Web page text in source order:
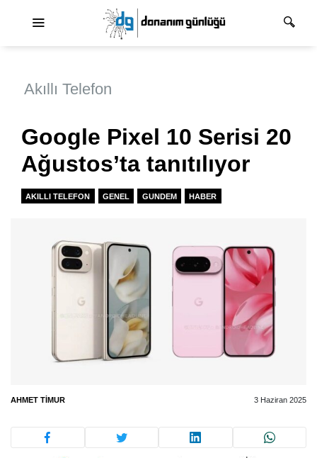
Akıllı Telefon
Google Pixel 10 Serisi 20
Ağustos’ta tanıtılıyor
AKILLI TELEFON GENEL GUNDEM HABER
AHMET TIMUR 3 Haziran 2025